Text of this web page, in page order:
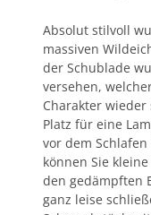
Absolut stilvoll
massiven
der Schublade
versehen,
Charakter
Platz für eine
vor dem
können Sie
den gedämpften
ganz leise